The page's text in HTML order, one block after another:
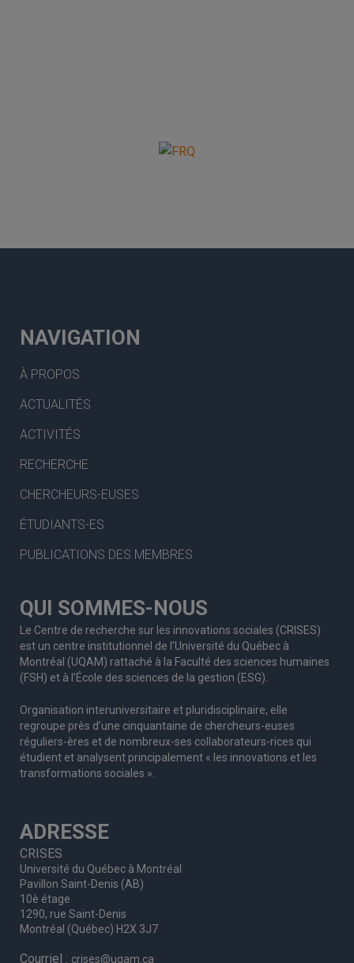
NAVIGATION
À PROPOS
ACTUALITÉS
ACTIVITÉS
RECHERCHE
CHERCHEURS-EUSES
ÉTUDIANTS-ES
PUBLICATIONS DES MEMBRES
QUI SOMMES-NOUS
Le Centre de recherche sur les innovations sociales (CRISES)
est un centre institutionnel de l’Université du Québec à
Montréal (UQAM) rattaché à la Faculté des sciences humaines
(FSH) et à l’École des sciences de la gestion (ESG).
Organisation interuniversitaire et pluridisciplinaire, elle
regroupe près d’une cinquantaine de chercheurs-euses
réguliers-ères et de nombreux-ses collaborateurs-rices qui
étudient et analysent principalement « les innovations et les
transformations sociales ».
ADRESSE
CRISES
Université du Québec à Montréal
Pavillon Saint-Denis (AB)
10è étage
1290, rue Saint-Denis
Montréal (Québec) H2X 3J7
Courriel : crises@uqam.ca